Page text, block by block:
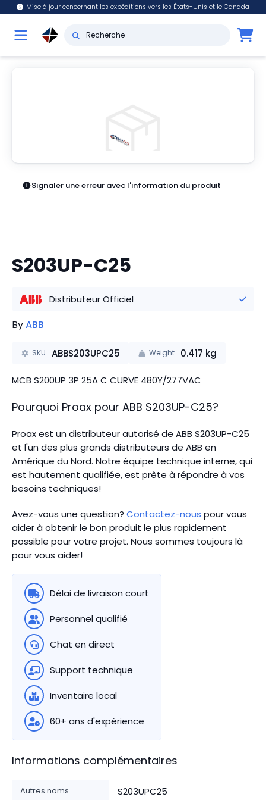
Mise à jour concernant les expéditions vers les États-Unis et le Canada
Signaler une erreur avec l'information du produit
S203UP-C25
Distributeur Officiel
ByABB
SKU ABBS203UPC25 Weight 0.417 kg
MCB S200UP 3P 25A C CURVE 480Y/277VAC
Pourquoi Proax pour ABB S203UP-C25?
Proax est un distributeur autorisé de ABB S203UP-C25
et l'un des plus grands distributeurs de ABB en
Amérique du Nord. Notre équipe technique interne, qui
est hautement qualifiée, est prête à répondre à vos
besoins techniques!
Avez-vous une question? Contactez-nous pour vous
aider à obtenir le bon produit le plus rapidement
possible pour votre projet. Nous sommes toujours là
pour vous aider!
Délai de livraison court
Personnel qualifié
Chat en direct
Support technique
Inventaire local
60+ ans d'expérience
Informations complémentaires
Autres noms S203UPC25